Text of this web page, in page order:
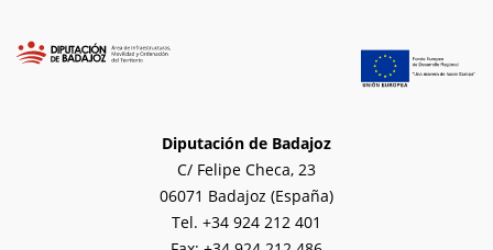
Diputación de Badajoz
C/ Felipe Checa, 23
06071 Badajoz (España)
Tel. +34 924 212 401